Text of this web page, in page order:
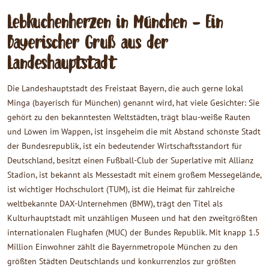
Lebkuchenherzen in München - Ein
Bayerischer Gruß aus der
Landeshauptstadt
Die Landeshauptstadt des Freistaat Bayern, die auch gerne lokal
Minga (bayerisch für München) genannt wird, hat viele Gesichter: Sie
gehört zu den bekanntesten Weltstädten, trägt blau-weiße Rauten
und Löwen im Wappen, ist insgeheim die mit Abstand schönste Stadt
der Bundesrepublik, ist ein bedeutender Wirtschaftsstandort für
Deutschland, besitzt einen Fußball-Club der Superlative mit Allianz
Stadion, ist bekannt als Messestadt mit einem großem Messegelände,
ist wichtiger Hochschulort (TUM), ist die Heimat für zahlreiche
weltbekannte DAX-Unternehmen (BMW), trägt den Titel als
Kulturhauptstadt mit unzähligen Museen und hat den zweitgrößten
internationalen Flughafen (MUC) der Bundes Republik. Mit knapp 1.5
Million Einwohner zählt die Bayernmetropole München zu den
größten Städten Deutschlands und konkurrenzlos zur größten